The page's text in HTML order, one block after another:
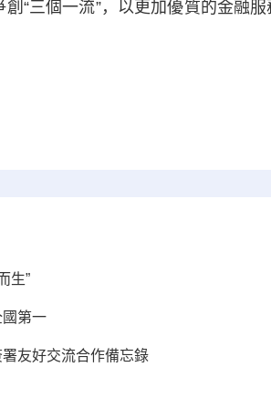
“三個一流”，以更加優質的金融
生”
國第一
友好交流合作備忘錄